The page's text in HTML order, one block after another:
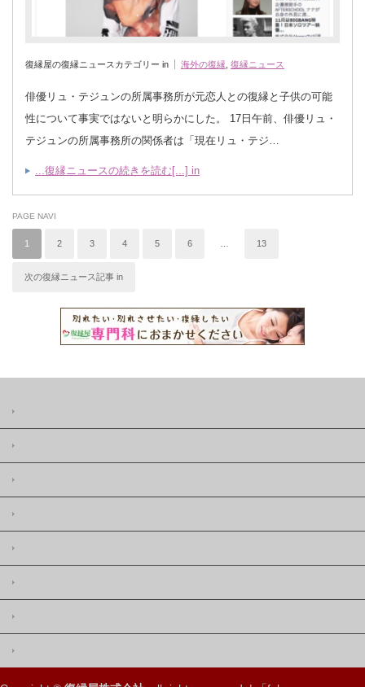
復縁屋の復縁ニュースカテゴリー in 海外の復縁 復縁ニュース
俳優リュ・テジュンの所属事務所が元恋人との復縁と子供の可能
性について事実ではないと明らかにした。 17日午前、俳優リュ・
テジュンの所属事務所の関係者は「現在リュ・テジ…
...復縁ニュースの続きを読む[...] in
PAGE NAVI
1 2 3 4 5 6 13
次の復縁ニュース記事 in